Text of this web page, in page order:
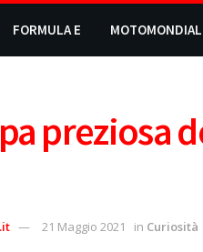
FORMULA E
preziosa
21 Maggio 2021 in Curiosità